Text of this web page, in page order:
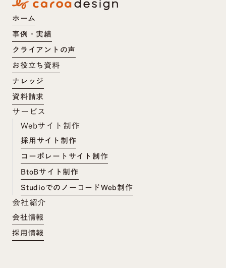
ホーム
事例・実績
クライアントの声
お役立ち資料
ナレッジ
資料請求
サービス
Webサイト制作
採用サイト制作
コーポレートサイト制作
BtoBサイト制作
StudioでのノーコードWeb制作
会社紹介
会社情報
採用情報